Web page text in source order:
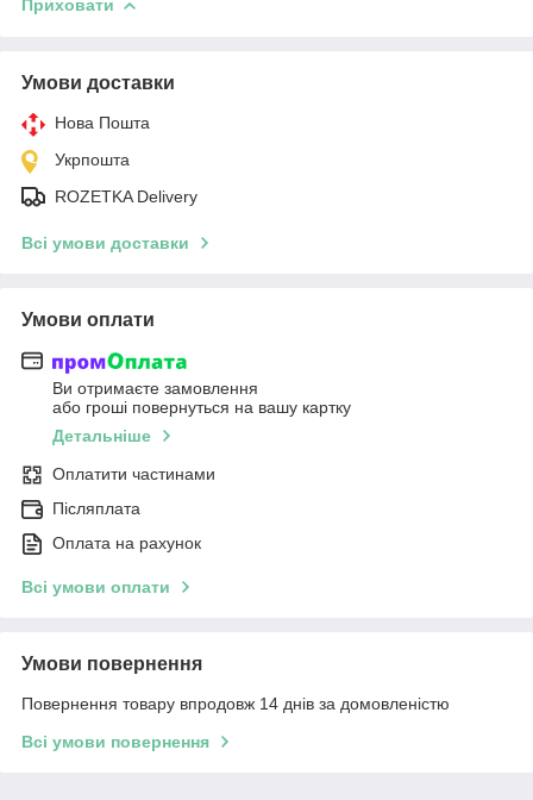
Приховати
Умови доставки
Нова Пошта
Укрпошта
ROZETKA Delivery
Всі умови доставки
Умови оплати
Ви отримаєте замовлення
або гроші повернуться на вашу картку
Детальніше
Оплатити частинами
Післяплата
Оплата на рахунок
Всі умови оплати
Умови повернення
Повернення товару впродовж 14 днів за домовленістю
Всі умови повернення